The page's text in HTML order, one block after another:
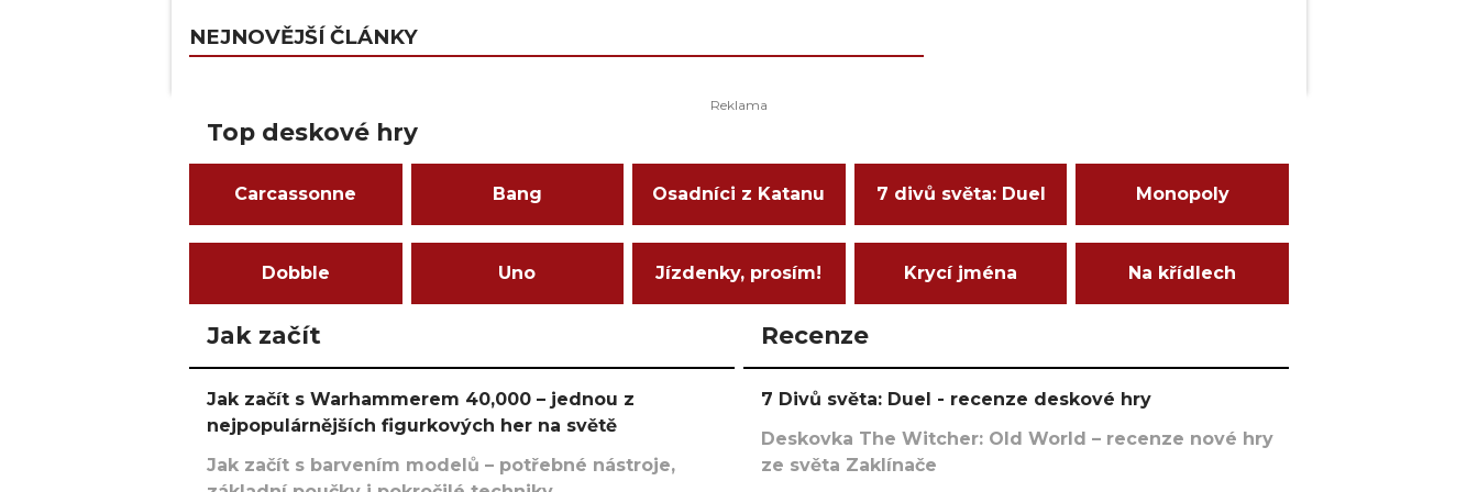
NEJNOVĚJŠÍ ČLÁNKY
Top deskové hry
Carcassonne Bang Osadníci z Katanu 7 divů světa: Duel Monopoly
Dobble Uno Jízdenky, prosím! Krycí jména Na křídlech
Jak začít
Jak začít s Warhammerem 40,000 – jednou z
nejpopulárnějších figurkových her na světě
Jak začít s barvením modelů – potřebné nástroje,
Recenze
7 Divů světa: Duel - recenze deskové hry
Deskovka The Witcher: Old World – recenze nové hry
ze světa Zaklínače